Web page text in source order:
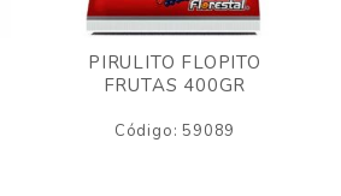
PIRULITO FLOPITO
FRUTAS 400GR
Código: 59089